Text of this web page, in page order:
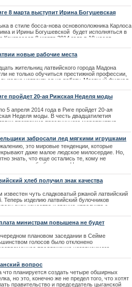
и молочные товары. | 23.02.2014
8 марта выступит Ирина Богушевская
в стиле босса-нова основоположника Карлоса
и Ирины Богушевской будет исполняться в
Конгрессов 8 марта 2014 года в 19 часов.
в своих кассах.
новые рабочие места
жительниц латвийского города Мадона
не только обучиться престижной профессии,
выгодно устроиться на работу. Местный филиал
большой заказ на пошив одежды для
на экспорт.
пройдет 20-ая Рижская Неделя моды
5 апреля 2014 года в Риге пройдет 20-ая
Неделя моды. В честь двадцатилетия
программа праздничного мероприятия
WEEK – представляет моду прет-а-порте
забросали лед мягкими игрушками
это мировые тенденции, которые
даже малое людское милосердие. Но,
знать, что еще остались те, кому не
судьба ближнего. Например, совсем
хлеб получил знак качества
известен чуть сладковатый ржаной латвийский
Теперь изделию латвийский булочников
знак качества и звание «продукта с
хлеб от подделки и поможет улучшить имидж
среди других ленов Евросоюза.
министрам повышена не будет
плановом заседании в Сейме
голосов было отклонено
предложение независимого
к зарплате латвийских министров. Депутат
в своем выступлении, высказавшись за
повышения денежной компенсации
министрам, привела яркий пример с
одеждой.
вопрос
что планируется создать четыре обширных
но это, конечно же не предел того, что хотят
правительство и председатель цыганской